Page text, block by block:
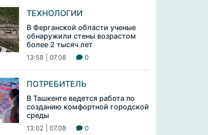
ТЕХНОЛОГИИ
В Ферганской области ученые
обнаружили стены возрастом
более 2 тысяч лет
13:58 | 07.08 0
ПОТРЕБИТЕЛЬ
В Ташкенте ведется работа по
созданию комфортной городской
среды
13:02 | 07.08 0